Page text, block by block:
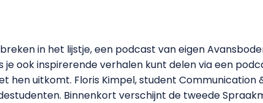
in het lijstje, een podcast van eigen
je ook inspirerende verhalen kunt delen via een
hen uitkomt. Floris Kimpel, student Communication
Binnenkort verschijnt de tweede